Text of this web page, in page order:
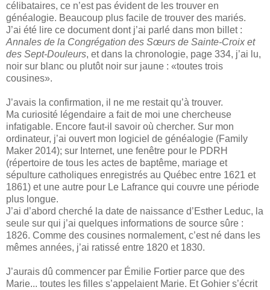
célibataires, ce n’est pas évident de les trouver en
généalogie. Beaucoup plus facile de trouver des mariés.
J’ai été lire ce document dont j’ai parlé dans mon billet :
Annales de la Congrégation des Sœurs de Sainte-Croix et
des Sept-Douleurs, et dans la chronologie, page 334, j’ai lu,
noir sur blanc ou plutôt noir sur jaune : «toutes trois
cousines».
J’avais la confirmation, il ne me restait qu’à trouver.
Ma curiosité légendaire a fait de moi une chercheuse
infatigable. Encore faut-il savoir où chercher. Sur mon
ordinateur, j’ai ouvert mon logiciel de généalogie (Family
Maker 2014); sur Internet, une fenêtre pour le PDRH
(répertoire de tous les actes de baptême, mariage et
sépulture catholiques enregistrés au Québec entre 1621 et
1861) et une autre pour Le Lafrance qui couvre une période
plus longue.
J’ai d’abord cherché la date de naissance d’Esther Leduc, la
seule sur qui j’ai quelques informations de source sûre :
1826. Comme des cousines normalement, c’est né dans les
mêmes années, j’ai ratissé entre 1820 et 1830.
J’aurais dû commencer par Émilie Fortier parce que des
Marie... toutes les filles s’appelaient Marie. Et Gohier s’écrit